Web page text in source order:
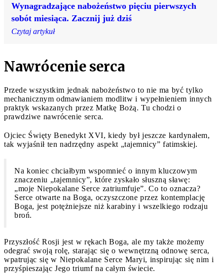
Wynagradzające nabożeństwo pięciu pierwszych
sobót miesiąca. Zacznij już dziś
Czytaj artykuł
Nawrócenie serca
Przede wszystkim jednak nabożeństwo to nie ma być tylko
mechanicznym odmawianiem modlitw i wypełnieniem innych
praktyk wskazanych przez Matkę Bożą. Tu chodzi o
prawdziwe nawrócenie serca.
Ojciec Święty Benedykt XVI, kiedy był jeszcze kardynałem,
tak wyjaśnił ten nadrzędny aspekt „tajemnicy” fatimskiej.
Na koniec chciałbym wspomnieć o innym kluczowym
znaczeniu „tajemnicy”, które zyskało słuszną sławę:
„moje Niepokalane Serce zatriumfuje”. Co to oznacza?
Serce otwarte na Boga, oczyszczone przez kontemplację
Boga, jest potężniejsze niż karabiny i wszelkiego rodzaju
broń.
Przyszłość Rosji jest w rękach Boga, ale my także możemy
odegrać swoją rolę, starając się o wewnętrzną odnowę serca,
wpatrując się w Niepokalane Serce Maryi, inspirując się nim i
przyśpieszając Jego triumf na całym świecie.